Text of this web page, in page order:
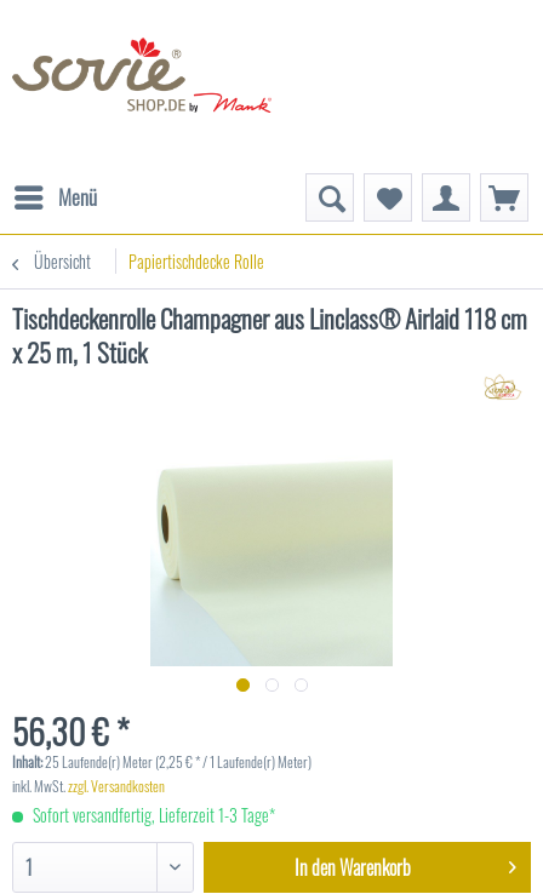
Menü
Übersicht Papiertischdecke Rolle
Tischdeckenrolle Champagner aus Linclass® Airlaid 118 cm
x 25 m, 1 Stück
56,30 € *
Inhalt:25 Laufende(r) Meter (2,25 € * / 1 Laufende(r) Meter)
inkl. MwSt.zzgl. Versandkosten
Sofort versandfertig, Lieferzeit 1-3 Tage*
In denWarenkorb